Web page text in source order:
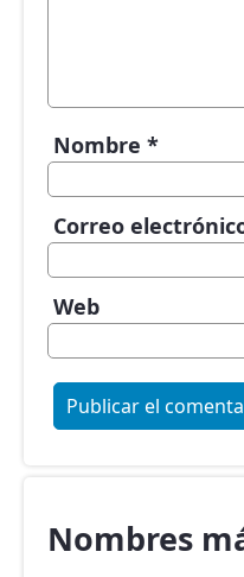
Nombre *
Correo
Web
Nombres